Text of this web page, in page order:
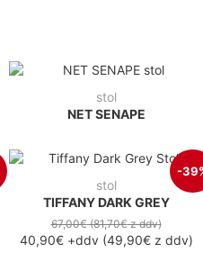
stol
NET SENAPE
-
stol
TIFFANY DARK GREY
67,00€(81,70€z ddv)
40,90€+ddv(49,90€z ddv)